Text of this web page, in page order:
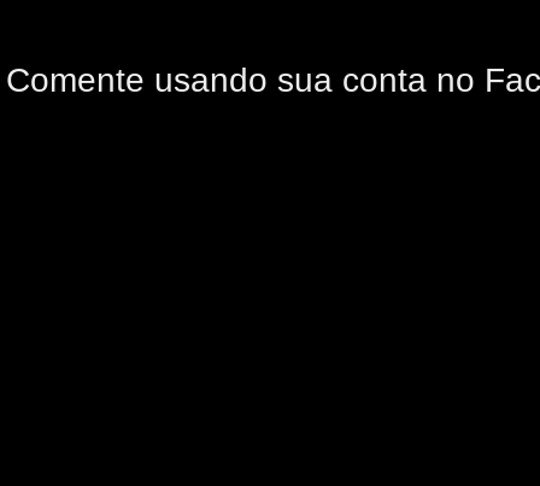
Comente usando sua conta no